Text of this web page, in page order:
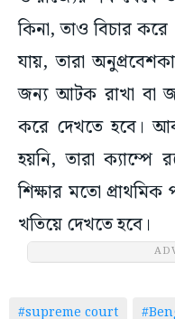
কিনা, তাও বিচার
যায়, তারা
জন্য আটক রাখা বা
করে দেখতে হবে।
হয়নি, তারা ক্যাম্পে
শিক্ষার মতো প্রাথমিক
খতিয়ে দেখতে হবে।
#supreme court